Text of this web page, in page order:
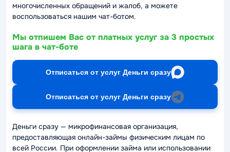
многочисленных обращений и жалоб, а можете
воспользоваться нашим чат-ботом.
Мы отпишем Вас от платных услуг за 3 простых
шага в чат-боте
Отписаться от услуг Деньги сразу
Отписаться от услуг Деньги сразу
Деньги сразу — микрофинансовая организация,
предоставляющая онлайн-займы физическим лицам по
всей России. При оформлении займа или использовании